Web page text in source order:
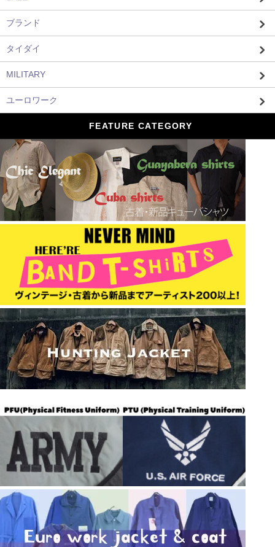
ブランド
タイダイ
MILITARY
ユーロワーク
FEATURE CATEGORY